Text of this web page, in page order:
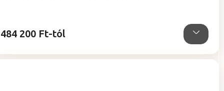
484 200 Ft-tól